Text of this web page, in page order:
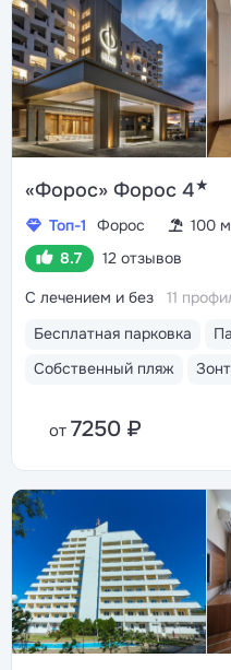
«Форос» Форос 4★
Топ-1 Форос
100
8.7
12 отзывов
Бесплатная парковка
Собственный пляж
С лечением и без 11
от 7250 ₽